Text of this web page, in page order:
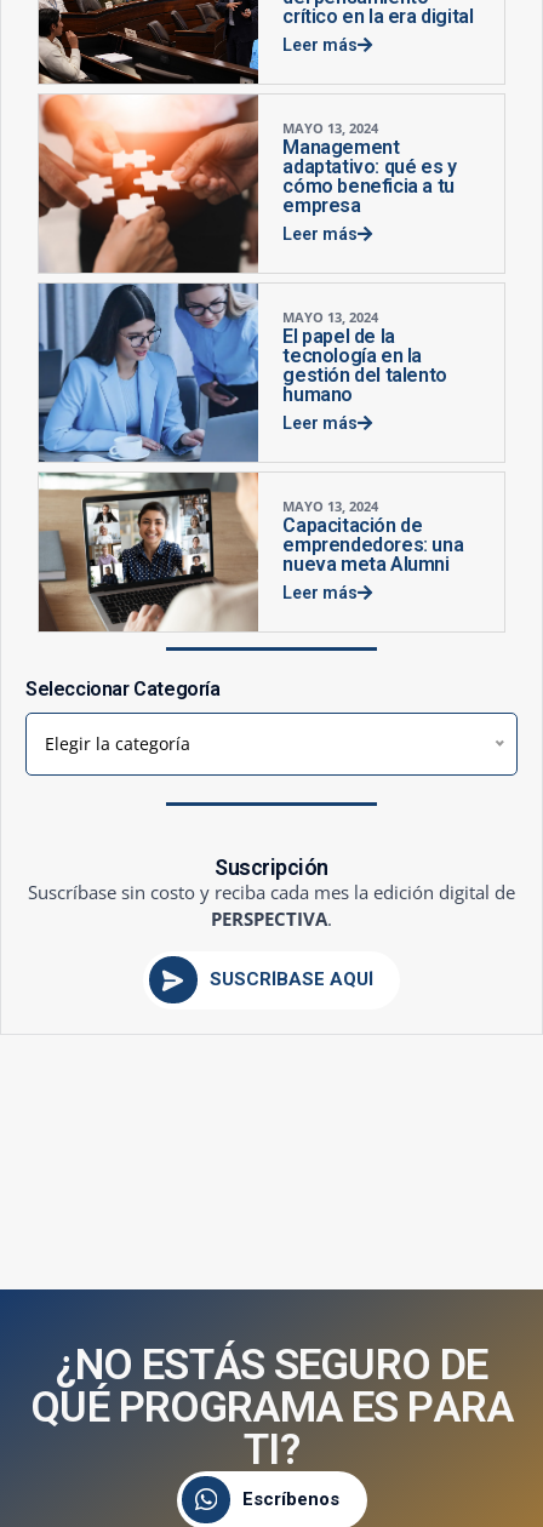
crítico en la era digital
Leer más
MAYO 13, 2024
Management
adaptativo: qué es y
cómo beneficia a tu
empresa
Leer más
MAYO 13, 2024
El papel de la
tecnología en la
gestión del talento
humano
Leer más
MAYO 13, 2024
Capacitación de
emprendedores: una
nueva meta Alumni
Leer más
Seleccionar Categoría
Elegir la categoría
Suscripción
Suscríbase sin costo y reciba cada mes la edición digital de
PERSPECTIVA.
SUSCRÍBASE AQUÍ
¿NO ESTÁS SEGURO DE
QUÉ PROGRAMA ES PARA
TI?
Escríbenos